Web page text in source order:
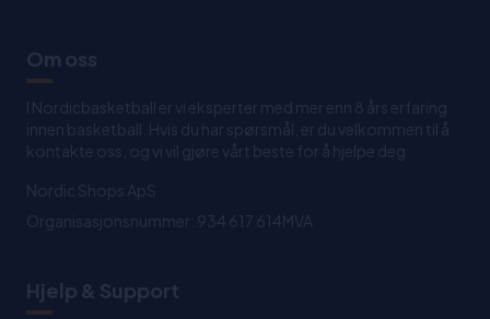
Om oss
I Nordicbasketball er vi eksperter med mer enn 8 års erfaring
innen basketball. Hvis du har spørsmål, er du velkommen til å
kontakte oss, og vi vil gjøre vårt beste for å hjelpe deg
Nordic Shops ApS
Organisasjonsnummer: 934 617 614MVA
Hjelp & Support